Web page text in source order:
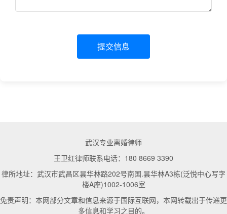
提交信息
武汉专业离婚律师
王卫红律师联系电话：180 8669 3390
律所地址：武汉市武昌区昙华林路202号南国.昙华林A3栋(泛悦中心写字
楼A座)1002-1006室
免责声明：本网部分文章和信息来源于国际互联网，本网转载出于传递更
多信息和学习之目的。